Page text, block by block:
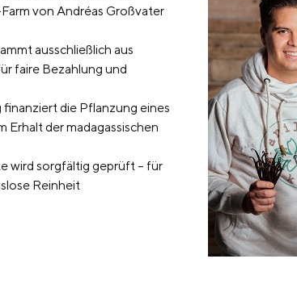
von Andréas Großvater
ausschließlich aus
faire Bezahlung und
die Pflanzung eines
Erhalt der madagassischen
wird sorgfältig geprüft – für
Reinheit